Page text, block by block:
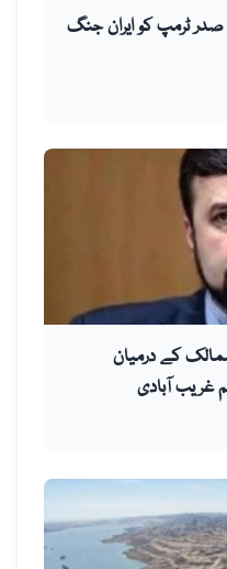
صدر ٹرمپ کو ایران جنگ
کے درمیان
غریب آبادی